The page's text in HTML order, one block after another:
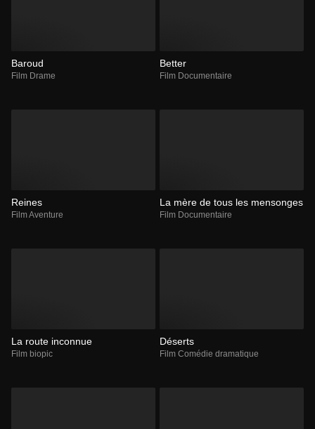
Baroud
Film Drame
Better
Film Documentaire
Reines
Film Aventure
La mère de tous les mensonges
Film Documentaire
La route inconnue
Film biopic
Déserts
Film Comédie dramatique